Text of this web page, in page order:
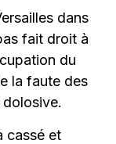
dans
fait droit à
du
la faute des
cassé et